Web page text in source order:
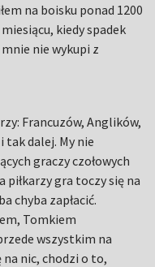
na boisku ponad 1200
kiedy spadek
mnie nie wykupi z
Francuzów, Anglików,
tak dalej. My nie
graczy czołowych
gra toczy się na
chyba zapłacić.
Tomkiem
wszystkim na
nic, chodzi o to,